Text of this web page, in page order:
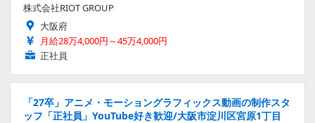
株式会社RIOT GROUP
大阪府
月給28万4,000円～45万4,000円
正社員
「27卒」アニメ・モーショングラフィックス動画の制作スタ
ッフ「正社員」YouTube好き歓迎/大阪市淀川区宮原1丁目